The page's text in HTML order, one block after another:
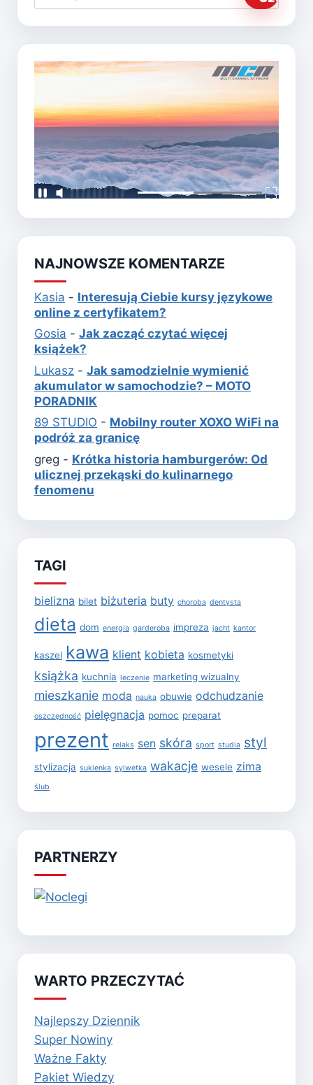
NAJNOWSZE KOMENTARZE
Kasia - Interesują Ciebie kursy językowe
online z certyfikatem?
Gosia - Jak zacząć czytać więcej
książek?
Lukasz - Jak samodzielnie wymienić
akumulator w samochodzie? – MOTO
PORADNIK
89 STUDIO - Mobilny router XOXO WiFi na
podróż za granicę
greg - Krótka historia hamburgerów: Od
ulicznej przekąski do kulinarnego
fenomenu
TAGI
bielizna bilet biżuteria buty choroba dentysta
dieta dom energia garderoba impreza jacht kantor
kaszel kawa klient kobieta kosmetyki
książka kuchnia leczenie marketing wizualny
mieszkanie moda nauka obuwie odchudzanie
oszczędność pielęgnacja pomoc preparat
prezent relaks sen skóra sport studia styl
stylizacja sukienka sylwetka wakacje wesele zima
ślub
PARTNERZY
WARTO PRZECZYTAĆ
Najlepszy Dziennik
Super Nowiny
Ważne Fakty
Pakiet Wiedzy